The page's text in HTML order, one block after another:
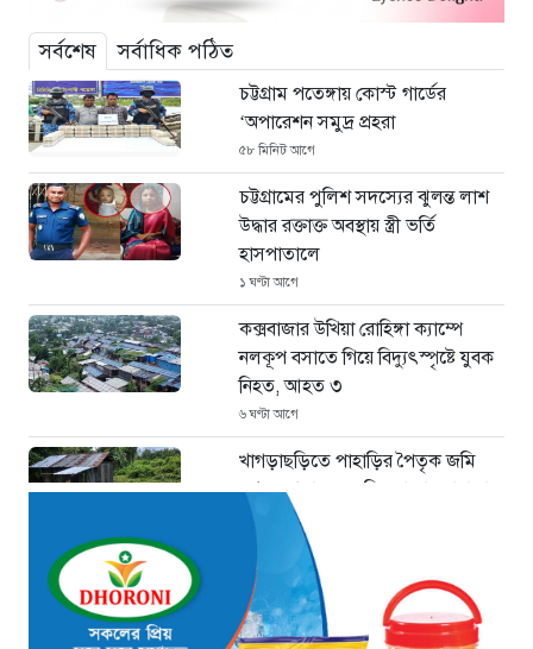
সর্বশেষ সর্বাধিক পঠিত
চট্টগ্রাম পতেঙ্গায় কোস্ট গার্ডের
‘অপারেশন সমুদ্র প্রহরা
৫৮ মিনিট আগে
চট্টগ্রামের পুলিশ সদস্যের ঝুলন্ত লাশ
উদ্ধার রক্তাক্ত অবস্থায় স্ত্রী ভর্তি
হাসপাতালে
১ ঘণ্টা আগে
কক্সবাজার উখিয়া রোহিঙ্গা ক্যাম্পে
নলকূপ বসাতে গিয়ে বিদ্যুৎস্পৃষ্টে যুবক
নিহত, আহত ৩
৬ ঘণ্টা আগে
খাগড়াছড়িতে পাহাড়ির পৈতৃক জমি
দখল: আদালতের নিষেধাজ্ঞা তোয়াক্কা
না করার অভিযোগ
‘ফল প্রকাশের আগেই ঝরল এসএসসি
পরীক্ষার্থীর প্রাণ: সড়ক দুর্ঘটনায়